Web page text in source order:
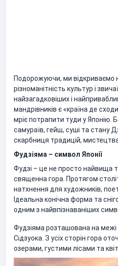
Подорожуючи, ми відкриваємо
різноманітність культур і
найзагадковіших і
мандрівників є «країна де
мріє потрапити туди у Японію.
самураїв, гейш, суші та стану
скарбниця традицій, мистецтва
Фудзіяма – символ Японії
Фудзі – це не просто найвища
священна гора. Протягом
натхнення для художників,
Ідеальна конічна форма та
одним з найвпізнаваніших
Фудзіяма розташована на
Сідзуока. З усіх сторін гора
озерами, густими лісами та